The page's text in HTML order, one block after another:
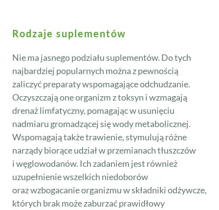
Rodzaje suplementów
Nie ma jasnego podziału suplementów. Do tych
najbardziej popularnych można z pewnością
zaliczyć preparaty wspomagające odchudzanie.
Oczyszczają one organizm z toksyn i wzmagają
drenaż limfatyczny, pomagając w usunięciu
nadmiaru gromadzącej się wody metabolicznej.
Wspomagają także trawienie, stymulują różne
narządy biorące udział w przemianach tłuszczów
i węglowodanów. Ich zadaniem jest również
uzupełnienie wszelkich niedoborów
oraz wzbogacanie organizmu w składniki odżywcze,
których brak może zaburzać prawidłowy